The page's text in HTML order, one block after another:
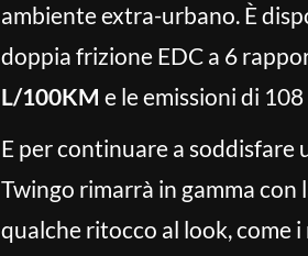
ambiente extra-urbano. È
doppia frizione EDC a 6
L/100KM e le emissioni di
E per continuare a soddisfare
Twingo rimarrà in gamma con
qualche ritocco al look, come i